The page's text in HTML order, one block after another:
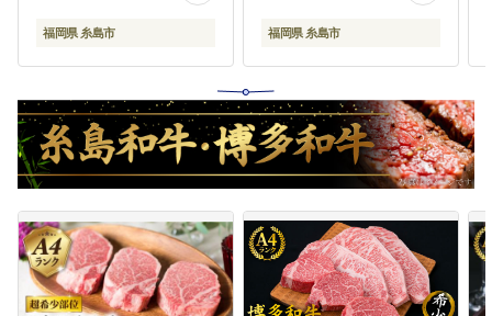
福岡県 糸島市 福岡県 糸島市